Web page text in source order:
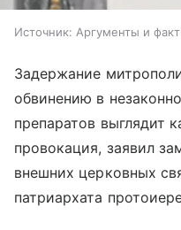
Источник: Аргументы и
Задержание
обвинению в
препаратов выглядит
провокация, заявил
внешних церковных
патриархата